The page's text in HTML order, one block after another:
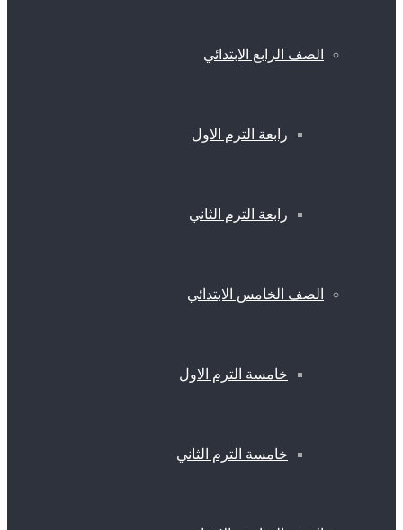
الصف الرابع الابتدائي
رابعة الترم الاول
رابعة الترم الثاني
الصف الخامس الابتدائي
خامسة الترم الاول
خامسة الترم الثاني